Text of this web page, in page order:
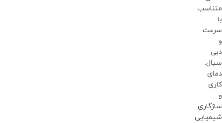
متناسب
با
سرعت
و
دبی
سیال.
دمای
کاری
و
سازگاری
شیمیایی